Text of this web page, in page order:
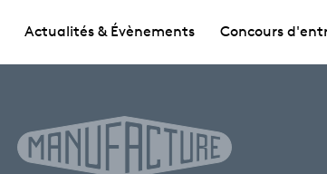
Actualités & Évènements Concours